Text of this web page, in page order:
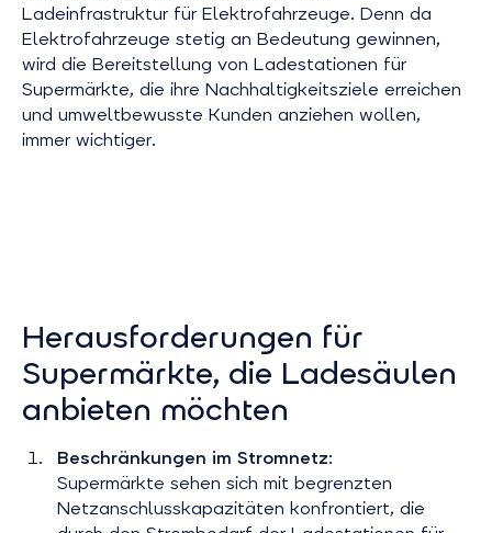
Ladeinfrastruktur für Elektrofahrzeuge. Denn da
Elektrofahrzeuge stetig an Bedeutung gewinnen,
wird die Bereitstellung von Ladestationen für
Supermärkte, die ihre Nachhaltigkeitsziele erreichen
und umweltbewusste Kunden anziehen wollen,
immer wichtiger.
Herausforderungen für
Supermärkte, die Ladesäulen
anbieten möchten
Beschränkungen im Stromnetz:
Supermärkte sehen sich mit begrenzten
Netzanschlusskapazitäten konfrontiert, die